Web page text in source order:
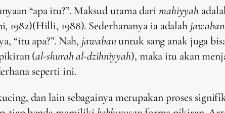
“apa itu?”. Maksud utama dari mahiyyah
1982)(Hilli, 1988). Sederhananya ia adalah jawaban
“itu apa?”. Nah, jawabanuntuk sang anak juga
(al-shurah al-dzihniyyah), maka itu akan
seperti ini.
dan lain sebagainya merupakan proses